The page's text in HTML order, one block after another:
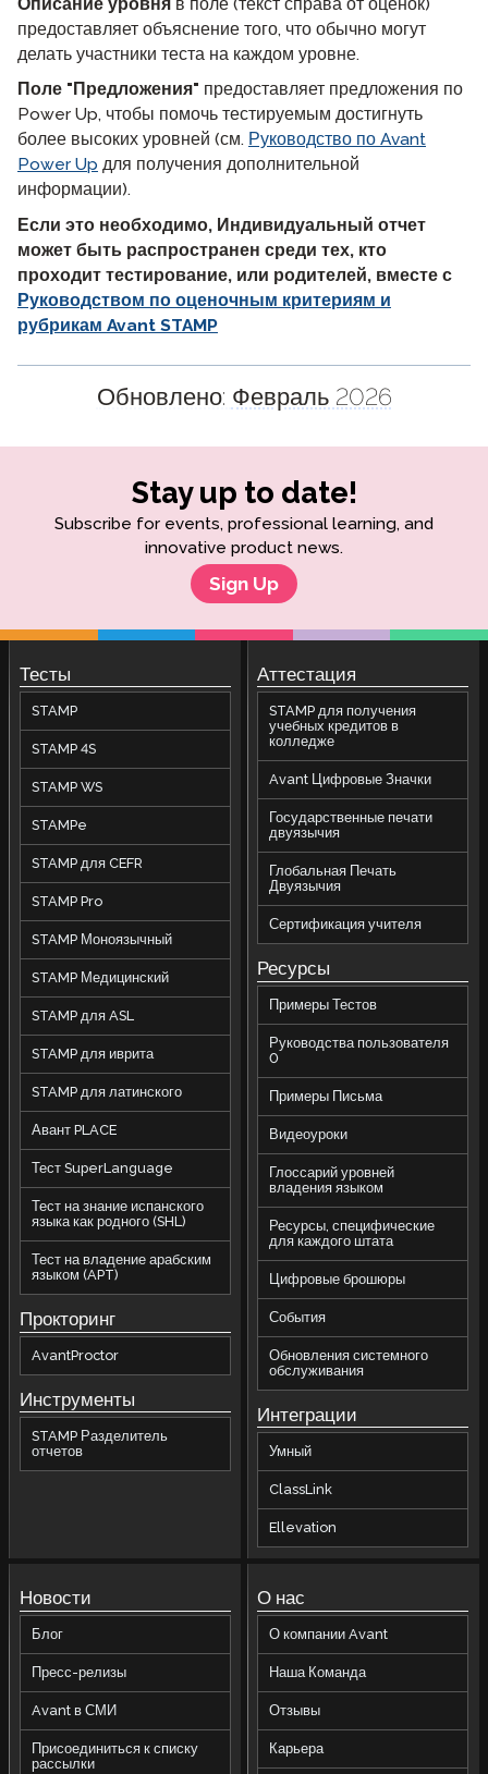
предоставляет объяснение того, что обычно могут
делать участники теста на каждом уровне.
Поле "Предложения" предоставляет предложения по
Power Up, чтобы помочь тестируемым достигнуть
более высоких уровней (см. Руководство по Avant
Power Up для получения дополнительной
информации).
Если это необходимо, Индивидуальный отчет
может быть распространен среди тех, кто
проходит тестирование, или родителей, вместе с
Руководством по оценочным критериям и
рубрикам Avant STAMP
Обновлено: Февраль 2026
Stay up to date!
Subscribe for events, professional learning, and
innovative product news.
Sign Up
Тесты
STAMP
STAMP 4S
STAMP WS
STAMPe
STAMP для CEFR
STAMP Pro
STAMP Моноязычный
STAMP Медицинский
STAMP для ASL
STAMP для иврита
STAMP для латинского
Авант PLACE
Тест SuperLanguage
Тест на знание испанского
языка как родного (SHL)
Тест на владение арабским
языком (APT)
Прокторинг
AvantProctor
Инструменты
STAMP Разделитель
отчетов
Аттестация
STAMP для получения
учебных кредитов в
колледже
Avant Цифровые Значки
Государственные печати
двуязычия
Глобальная Печать
Двуязычия
Сертификация учителя
Ресурсы
Примеры Тестов
Руководства пользователя
0
Примеры Письма
Видеоуроки
Глоссарий уровней
владения языком
Ресурсы, специфические
для каждого штата
Цифровые брошюры
События
Обновления системного
обслуживания
Интеграции
Умный
ClassLink
Ellevation
Новости
Блог
Пресс-релизы
Avant в СМИ
Присоединиться к списку
рассылки
О нас
О компании Avant
Наша Команда
Отзывы
Карьера